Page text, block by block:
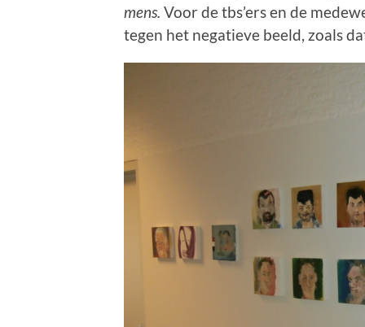
mens. Voor de tbs’ers en de
tegen het negatieve beeld, zoals